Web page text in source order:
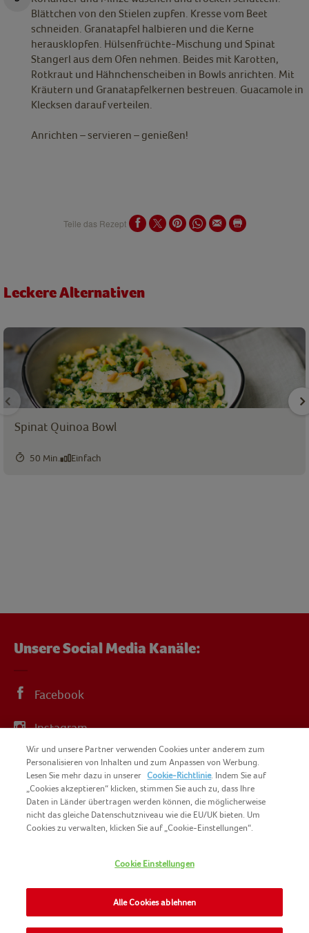
Blättchen von den Stielen zupfen. Kresse vom Beet
schneiden. Granatapfel halbieren und die Kerne
herausklopfen. Hülsenfrüchte-Mischung und Spinat
Stangerl aus dem Ofen nehmen. Beides mit Karotten,
Rotkraut und Hähnchenscheiben in Bowls anrichten. Mit
Kräutern und Granatapfelkernen bestreuen. Guacamole in
Klecksen darauf verteilen.
Anrichten – servieren – genießen!
Teile das Rezept
Leckere Alternativen
Spinat Quinoa Bowl
50 Min. Einfach
Unsere Social Media Kanäle:
Facebook
Instagram
YouTube
SITEMAP
KONTAKT
IMPRESSUM
NOMAD FOODS
NUTZUNGSBEDINGUNGEN
Wir und unsere Partner verwenden Cookies unter anderem zum
Personalisieren von Inhalten und zum Anpassen von Werbung.
Lesen Sie mehr dazu in unserer Cookie-Richtlinie. Indem Sie auf
„Cookies akzeptieren“ klicken, stimmen Sie auch zu, dass Ihre
Daten in Länder übertragen werden können, die möglicherweise
nicht das gleiche Datenschutzniveau wie die EU/UK bieten. Um
Cookies zu verwalten, klicken Sie auf „Cookie-Einstellungen“.
Cookie Einstellungen
Alle Cookies ablehnen